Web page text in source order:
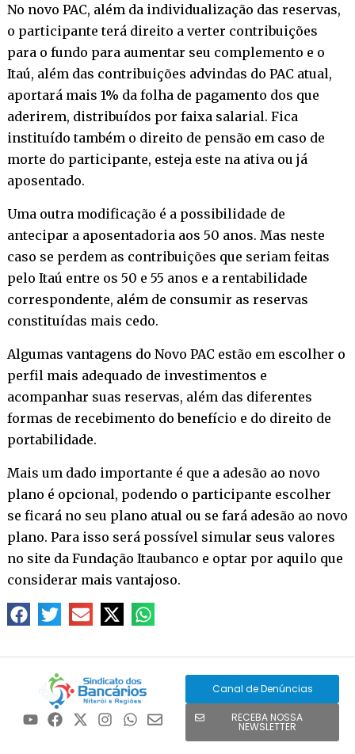
No novo PAC, além da individualização das reservas,
o participante terá direito a verter contribuições
para o fundo para aumentar seu complemento e o
Itaú, além das contribuições advindas do PAC atual,
aportará mais 1% da folha de pagamento dos que
aderirem, distribuídos por faixa salarial. Fica
instituído também o direito de pensão em caso de
morte do participante, esteja este na ativa ou já
aposentado.
Uma outra modificação é a possibilidade de
antecipar a aposentadoria aos 50 anos. Mas neste
caso se perdem as contribuições que seriam feitas
pelo Itaú entre os 50 e 55 anos e a rentabilidade
correspondente, além de consumir as reservas
constituídas mais cedo.
Algumas vantagens do Novo PAC estão em escolher o
perfil mais adequado de investimentos e
acompanhar suas reservas, além das diferentes
formas de recebimento do benefício e do direito de
portabilidade.
Mais um dado importante é que a adesão ao novo
plano é opcional, podendo o participante escolher
se ficará no seu plano atual ou se fará adesão ao novo
plano. Para isso será possível simular seus valores
no site da Fundação Itaubanco e optar por aquilo que
considerar mais vantajoso.
Canal de Denúncias
RECEBA NOSSA
NEWSLETTER